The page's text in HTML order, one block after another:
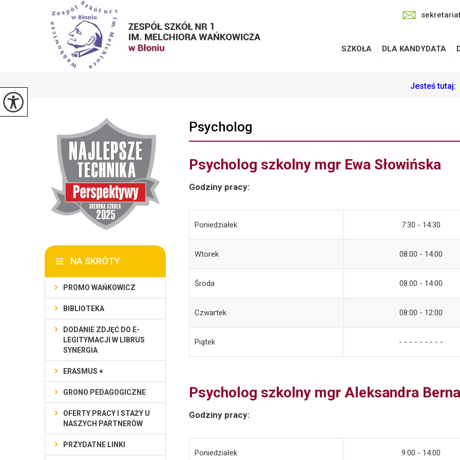
SZKOŁA DLA KANDYDATA
Jesteś tutaj:
Psycholog
Psycholog szkolny mgr Ewa Słowińska
Godziny pracy:
Poniedziałek 7:30 - 14:30
Wtorek 08:00 - 14:00
Środa 08:00 - 14:00
Czwartek 08:00 - 12:00
Piątek - - - - - - - - -
Psycholog szkolny mgr Aleksandra
Godziny pracy:
Poniedziałek 9:00 - 14:00
NA SKRÓTY
PROMO WAŃKOWICZ
BIBLIOTEKA
DODANIE ZDJĘĆ DO E-
LEGITYMACJI W LIBRUS
SYNERGIA
ERASMUS +
GRONO PEDAGOGICZNE
OFERTY PRACY I STAŻY U
NASZYCH PARTNERÓW
PRZYDATNE LINKI